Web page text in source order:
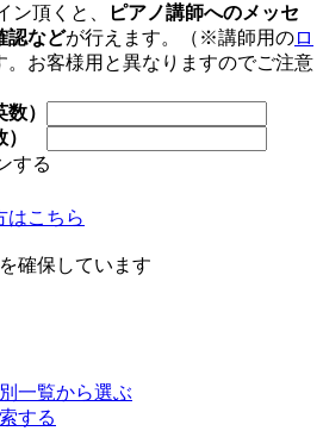
ン頂くと、
ピアノ講師へのメッセ
認などが行えます。（※講師用のロ
。お客様用と異なりますのでご注意
）
する
はこちら
確保しています
一覧から選ぶ
する